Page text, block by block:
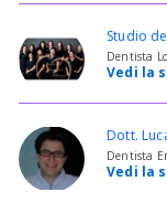
Studio
Dentista
Vedi la
Dott.
Dentista
Vedi la